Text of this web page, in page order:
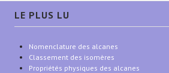
LE PLUS LU
Nomenclature des alcanes
Classement des isomères
Propriétés physiques des alcanes